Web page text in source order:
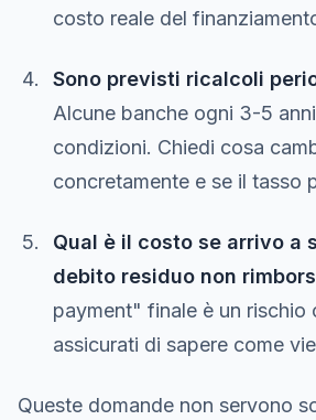
costo reale del
Sono previsti ricalcoli
Alcune banche ogni 3-5
condizioni. Chiedi cosa
concretamente e se il tasso
Qual è il costo se arrivo a
debito residuo non
payment" finale è un rischio
assicurati di sapere come
Queste domande non servono